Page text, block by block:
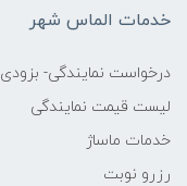
خدمات الماس شهر
درخواست نمایندگی- بزودی
لیست قیمت نمایندگی
خدمات ماساژ
رزرو نوبت